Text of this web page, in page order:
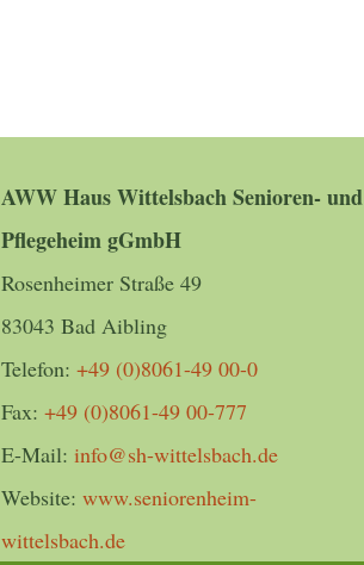
AWW Haus Wittelsbach Senioren- und
Pflegeheim gGmbH
Rosenheimer Straße 49
83043 Bad Aibling
Telefon: +49 (0)8061-49 00-0
Fax: +49 (0)8061-49 00-777
E-Mail: info@sh-wittelsbach.de
Website: www.seniorenheim-
wittelsbach.de